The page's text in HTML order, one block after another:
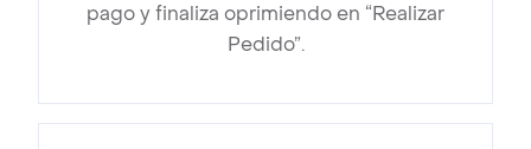
pago y finaliza oprimiendo en “Realizar
Pedido”.